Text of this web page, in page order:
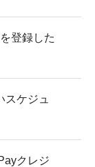
登録した
スケジュ
クレジ